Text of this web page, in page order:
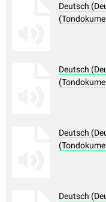
Deutsch
Deutsch
Deutsch
Deutsch